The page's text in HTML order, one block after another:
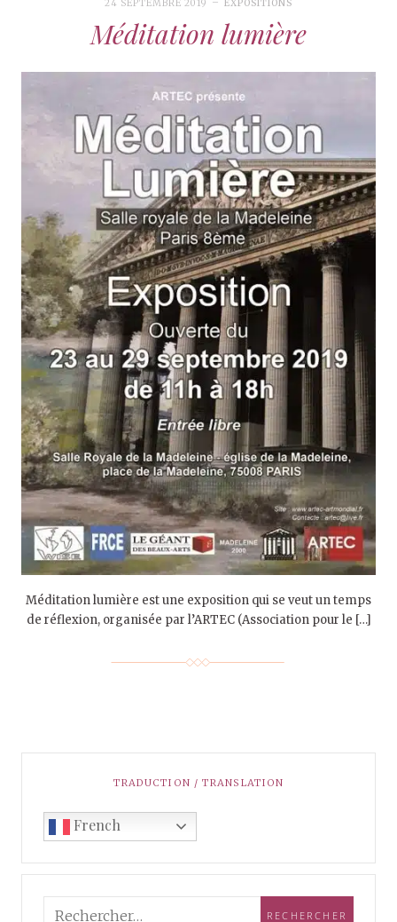
24 SEPTEMBRE 2019 EXPOSITIONS
Méditation lumière
Méditation lumière est une exposition qui se veut un temps
de réflexion, organisée par l’ARTEC (Association pour le […]
TRADUCTION / TRANSLATION
French